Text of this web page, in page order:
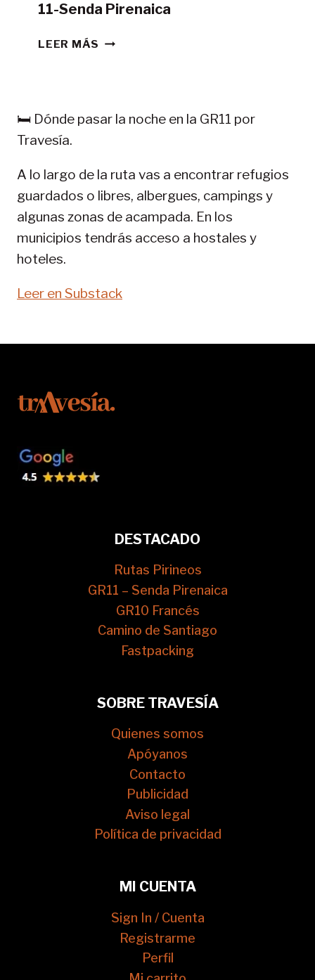
11-Senda Pirenaica
LEER MÁS CONSEJOS
11-
🛏️ Dónde pasar la noche en la GR11 por
Travesía.
A lo largo de la ruta vas a encontrar refugios
guardados o libres, albergues, campings y
algunas zonas de acampada. En los
municipios tendrás acceso a hostales y
hoteles.
Leer en Substack
DESTACADO
Rutas Pirineos
GR11 – Senda Pirenaica
GR10 Francés
Camino de Santiago
Fastpacking
SOBRE TRAVESÍA
Quienes somos
Apóyanos
Contacto
Publicidad
Aviso legal
Política de privacidad
MI CUENTA
Sign In / Cuenta
Registrarme
Perfil